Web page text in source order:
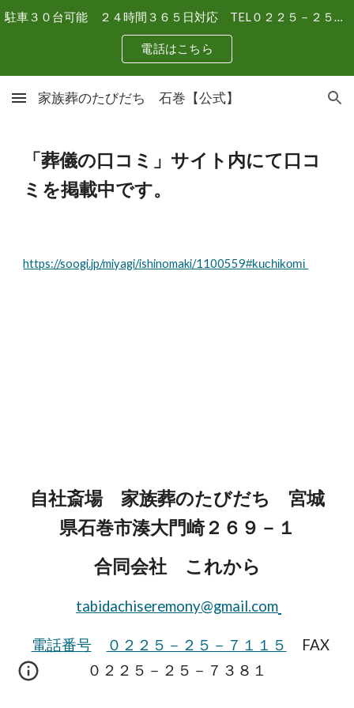
駐車３０台可能 ２４時間３６５日対応 TEL０２２５－２５－７１１５
電話はこちら
家族葬のたびだち 石巻【公式】
「葬儀の口コミ」サイト内にて口コ
ミを掲載中です。
https://soogi.jp/miyagi/ishinomaki/1100559#kuchikomi
自社斎場 家族葬のたびだち 宮城
県石巻市湊大門崎２６９－１
合同会社 これから
tabidachiseremony@gmail.com
電話番号 ０２２５－２５－７１１５
FAX
０２２５－２５－７３８１